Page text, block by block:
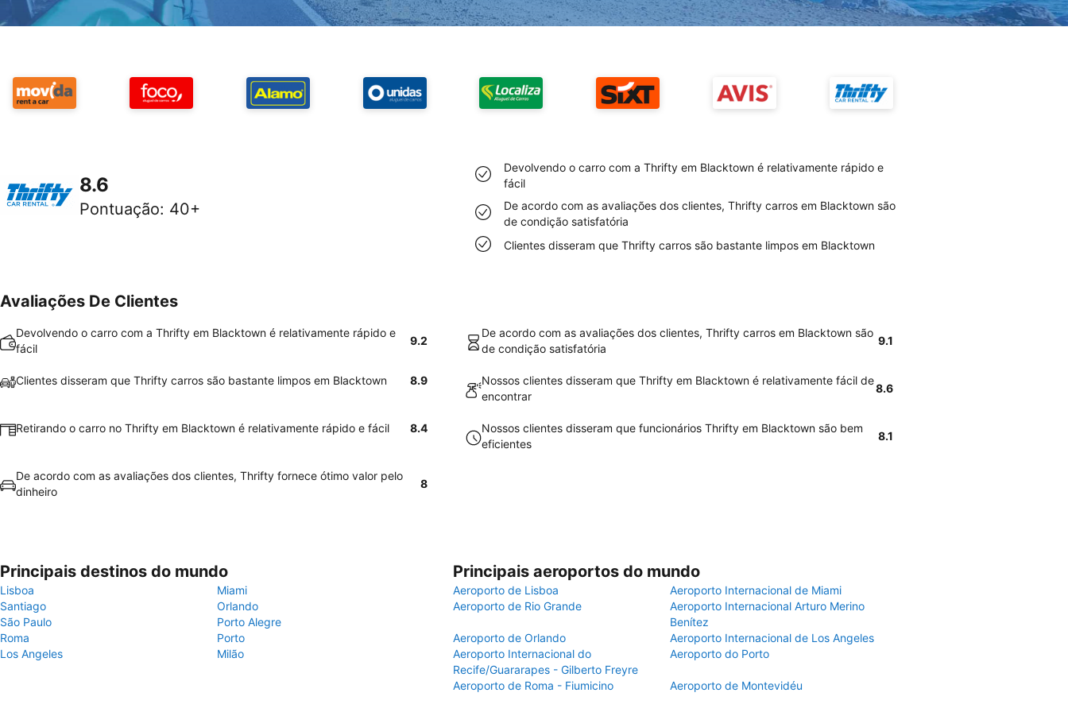
8.6
Pontuação: 40+
Devolvendo o carro com a Thrifty em Blacktown é relativamente rápido e
fácil
De acordo com as avaliações dos clientes, Thrifty carros em Blacktown são
de condição satisfatória
Clientes disseram que Thrifty carros são bastante limpos em Blacktown
Avaliações De Clientes
Devolvendo o carro com a Thrifty em Blacktown é relativamente rápido e
fácil
9.2
De acordo com as avaliações dos clientes, Thrifty carros em Blacktown são
de condição satisfatória
9.1
Clientes disseram que Thrifty carros são bastante limpos em Blacktown 8.9
Nossos clientes disseram que Thrifty em Blacktown é relativamente fácil de
encontrar
8.6
Retirando o carro no Thrifty em Blacktown é relativamente rápido e fácil 8.4
Nossos clientes disseram que funcionários Thrifty em Blacktown são bem
eficientes
8.1
De acordo com as avaliações dos clientes, Thrifty fornece ótimo valor pelo
dinheiro
8
Principais destinos do mundo
Lisboa
Miami
Santiago
Orlando
São Paulo
Porto Alegre
Roma
Porto
Los Angeles
Milão
Principais aeroportos do mundo
Aeroporto de Lisboa
Aeroporto Internacional de Miami
Aeroporto de Rio Grande
Aeroporto Internacional Arturo Merino
Benítez
Aeroporto de Orlando
Aeroporto Internacional de Los Angeles
Aeroporto Internacional do
Recife/Guararapes - Gilberto Freyre
Aeroporto do Porto
Aeroporto de Roma - Fiumicino Aeroporto de Montevidéu